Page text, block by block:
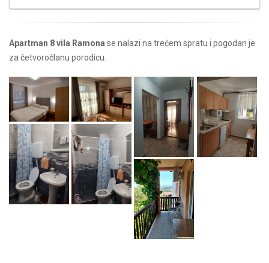
Apartman 8 vila Ramona se nalazi na trećem spratu i pogodan je
za četvoročlanu porodicu.